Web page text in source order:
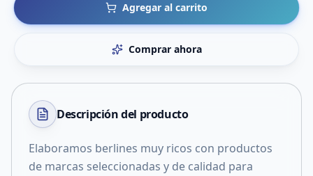
Agregar al carrito
Comprar ahora
Descripción del producto
Elaboramos berlines muy ricos con productos
de marcas seleccionadas y de calidad para